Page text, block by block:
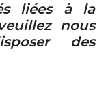
liées à la
nous
des